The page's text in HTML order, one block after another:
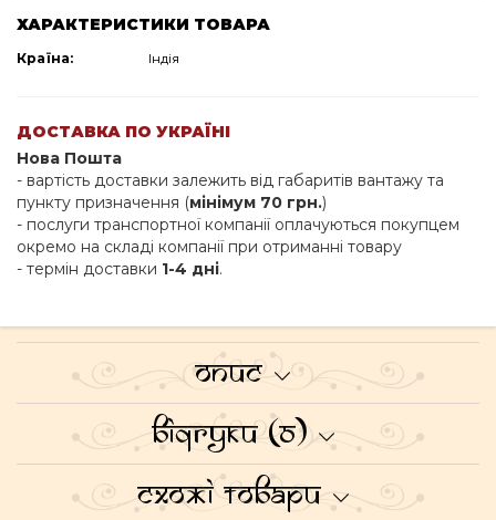
ХАРАКТЕРИСТИКИ ТОВАРА
Країна: Індія
ДОСТАВКА ПО УКРАЇНІ
Нова Пошта
- вартість доставки залежить від габаритів вантажу та
пункту призначення (мінімум 70 грн.)
- послуги транспортної компанії оплачуються покупцем
окремо на складі компанії при отриманні товару
- термін доставки 1-4 дні.
Опис
Відгуки (0)
Схожі товари